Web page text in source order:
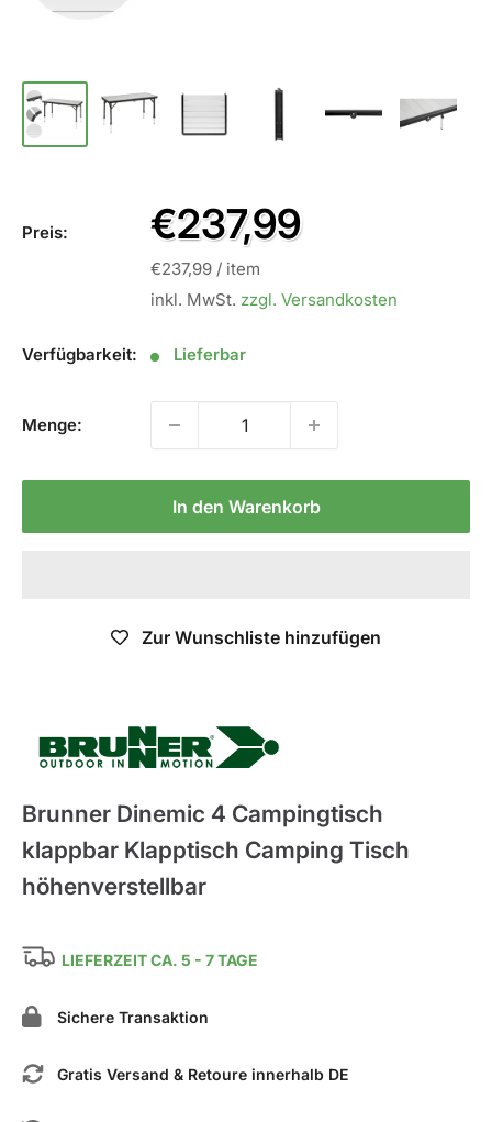
Preis:
Sale
Preis
€237,99
€237,99 / item
inkl. MwSt. zzgl. Versandkosten
Verfügbarkeit: Lieferbar
Menge:
In den Warenkorb
Zur Wunschliste hinzufügen
Brunner Dinemic 4 Campingtisch
klappbar Klapptisch Camping Tisch
höhenverstellbar
LIEFERZEIT CA. 5 - 7 TAGE
Sichere Transaktion
Gratis Versand & Retoure innerhalb DE